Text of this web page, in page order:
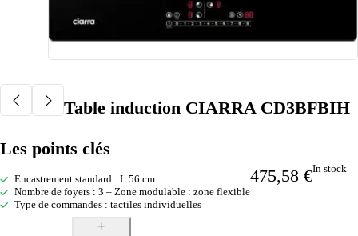
Table induction CIARRA CD3BFBIH
Les points clés
Encastrement standard : L 56 cm
Nombre de foyers : 3 – Zone modulable : zone flexible
Type de commandes : tactiles individuelles
475,58 €In stock